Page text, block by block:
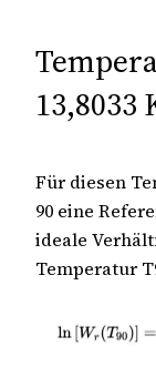
13,8033
Für diesen
90 eine
ideale
Temperatur